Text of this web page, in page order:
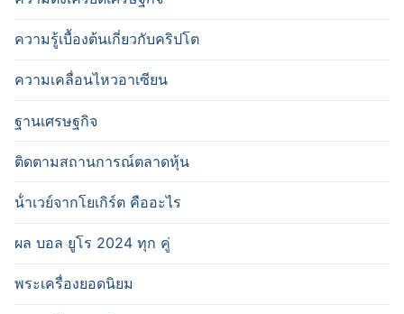
ความรู้เบื้องต้นเกี่ยวกับคริปโต
ความเคลื่อนไหวอาเซียน
ฐานเศรษฐกิจ
ติดตามสถานการณ์ตลาดหุ้น
น้ําเวย์จากโยเกิร์ต คืออะไร
ผล บอล ยูโร 2024 ทุก คู่
พระเครื่องยอดนิยม